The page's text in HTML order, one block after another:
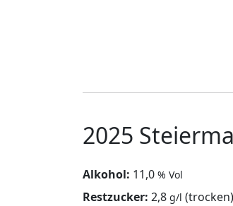
2025
Alkohol: 11,0 % Vol
Restzucker: 2,8 g/l (trocken)